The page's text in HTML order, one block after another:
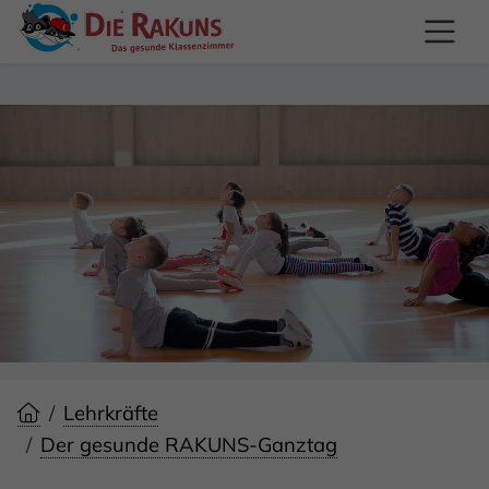
Lehrkräfte
Der gesunde RAKUNS-Ganztag